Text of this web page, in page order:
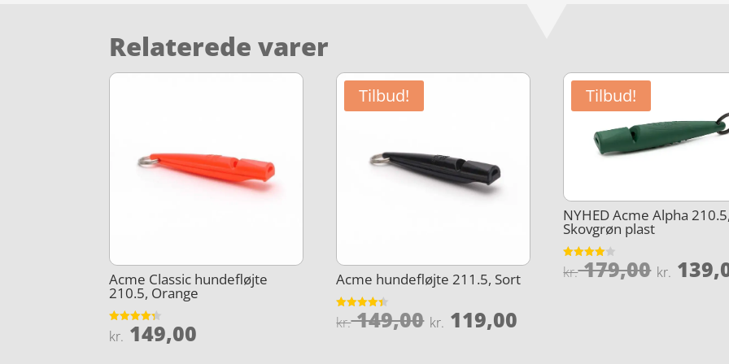
Relaterede varer
Acme Classic hundefløjte
210.5, Orange
Vurderet
4.3
kr. 149,00
Tilbud!
Acme hundefløjte 211.5, Sort
Vurderet
4.4
kr.149,00 Den
kr. 119,00
Tilbud!
NYHED Acme Alpha 210.5,
Skovgrøn plast
Vurderet
4
kr.179,00 Den
kr.